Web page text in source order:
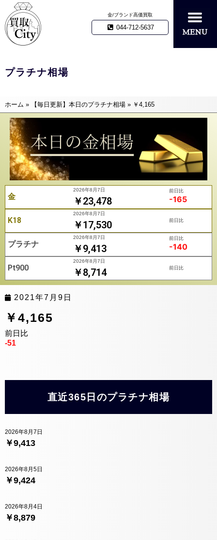
金/ブランド高価買取
044-712-5637
プラチナ相場
ホーム » 【毎日更新】本日のプラチナ相場 » ￥4,165
金 ￥23,478
2026年8月7日 前日比
-165
K18 ￥17,530
2026年8月7日
前日比
プラチナ ￥9,413
2026年8月7日 前日比
-140
Pt900 ￥8,714
2026年8月7日
前日比
2021年7月9日
￥4,165
前日比
-51
直近365日のプラチナ相場
￥9,413
2026年8月7日
￥9,424
2026年8月5日
￥8,879
2026年8月4日